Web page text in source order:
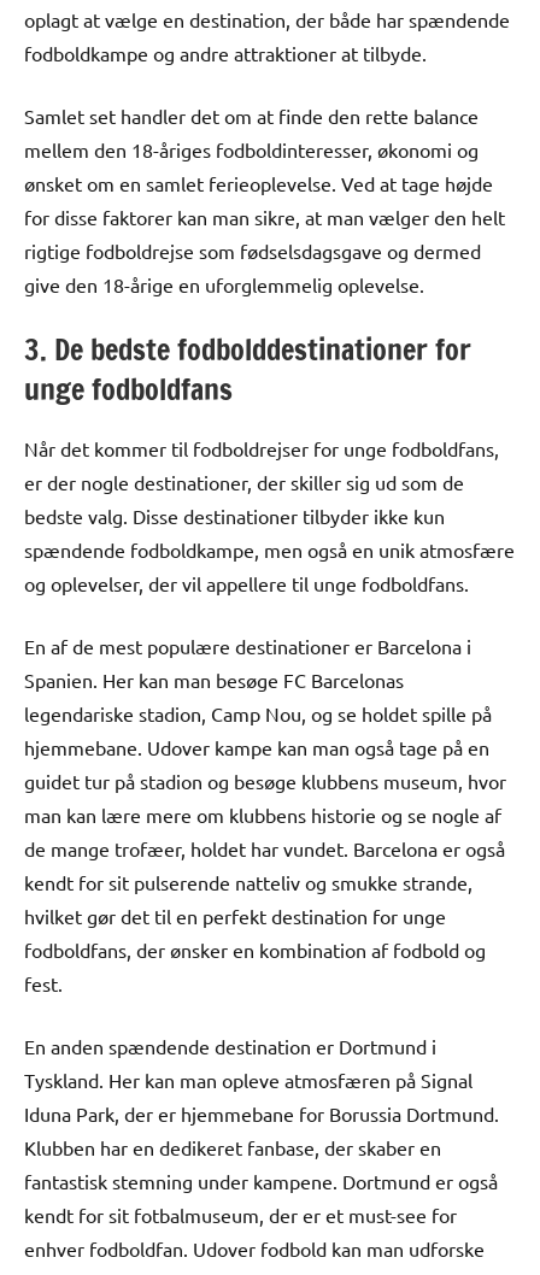
oplagt at vælge en destination, der både har spændende
fodboldkampe og andre attraktioner at tilbyde.
Samlet set handler det om at finde den rette balance
mellem den 18-åriges fodboldinteresser, økonomi og
ønsket om en samlet ferieoplevelse. Ved at tage højde
for disse faktorer kan man sikre, at man vælger den helt
rigtige fodboldrejse som fødselsdagsgave og dermed
give den 18-årige en uforglemmelig oplevelse.
3. De bedste fodbolddestinationer for
unge fodboldfans
Når det kommer til fodboldrejser for unge fodboldfans,
er der nogle destinationer, der skiller sig ud som de
bedste valg. Disse destinationer tilbyder ikke kun
spændende fodboldkampe, men også en unik atmosfære
og oplevelser, der vil appellere til unge fodboldfans.
En af de mest populære destinationer er Barcelona i
Spanien. Her kan man besøge FC Barcelonas
legendariske stadion, Camp Nou, og se holdet spille på
hjemmebane. Udover kampe kan man også tage på en
guidet tur på stadion og besøge klubbens museum, hvor
man kan lære mere om klubbens historie og se nogle af
de mange trofæer, holdet har vundet. Barcelona er også
kendt for sit pulserende natteliv og smukke strande,
hvilket gør det til en perfekt destination for unge
fodboldfans, der ønsker en kombination af fodbold og
fest.
En anden spændende destination er Dortmund i
Tyskland. Her kan man opleve atmosfæren på Signal
Iduna Park, der er hjemmebane for Borussia Dortmund.
Klubben har en dedikeret fanbase, der skaber en
fantastisk stemning under kampene. Dortmund er også
kendt for sit fotbalmuseum, der er et must-see for
enhver fodboldfan. Udover fodbold kan man udforske